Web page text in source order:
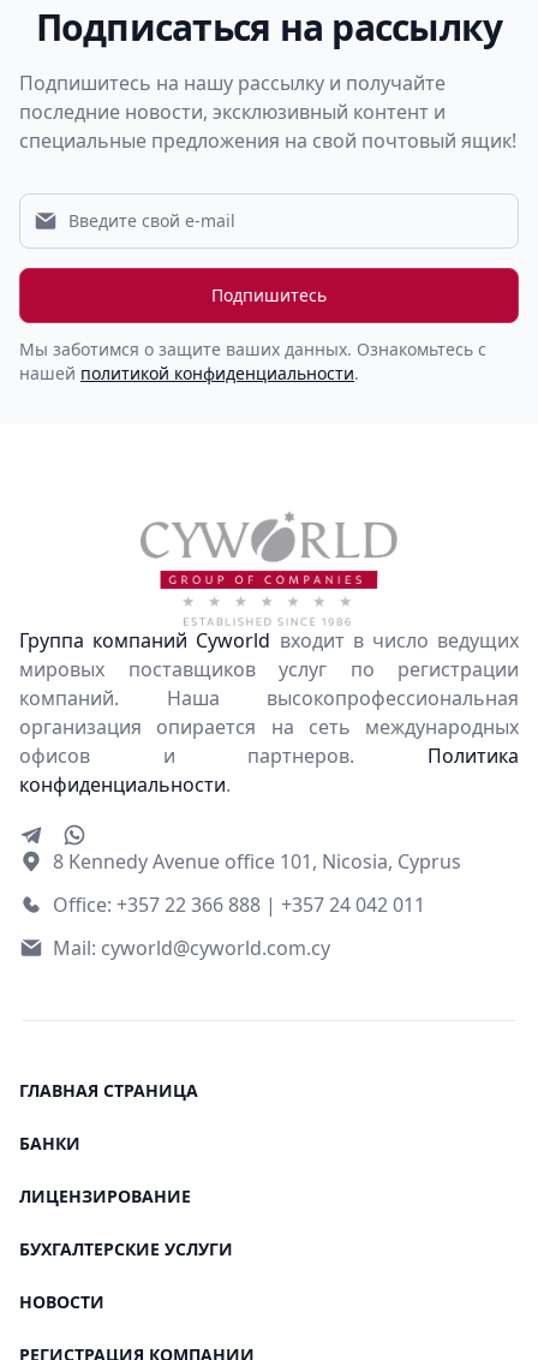
Подписаться на рассылку
Подпишитесь на нашу рассылку и получайте
последние новости, эксклюзивный контент и
специальные предложения на свой почтовый ящик!
Подпишитесь
Мы заботимся о защите ваших данных. Ознакомьтесь с
нашей политикой конфиденциальности.
ГЛАВНАЯ СТРАНИЦА
БАНКИ
ЛИЦЕНЗИРОВАНИЕ
БУХГАЛТЕРСКИЕ УСЛУГИ
НОВОСТИ
РЕГИСТРАЦИЯ КОМПАНИИ
Группа компаний Cyworld входит в число ведущих
мировых поставщиков услуг по регистрации
компаний. Наша высокопрофессиональная
организация опирается на сеть международных
офисов и партнеров. Политика
конфиденциальности.
8 Kennedy Avenue office 101, Nicosia, Cyprus
Office: +357 22 366 888 | +357 24 042 011
Mail: cyworld@cyworld.com.cy